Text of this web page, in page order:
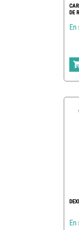
DE